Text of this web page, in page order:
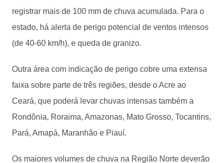
registrar mais de 100 mm de chuva acumulada. Para o
estado, há alerta de perigo potencial de ventos intensos
(de 40-60 km/h), e queda de granizo.
Outra área com indicação de perigo cobre uma extensa
faixa sobre parte de três regiões, desde o Acre ao
Ceará, que poderá levar chuvas intensas também a
Rondônia, Roraima, Amazonas, Mato Grosso, Tocantins,
Pará, Amapá, Maranhão e Piauí.
Os maiores volumes de chuva na Região Norte deverão